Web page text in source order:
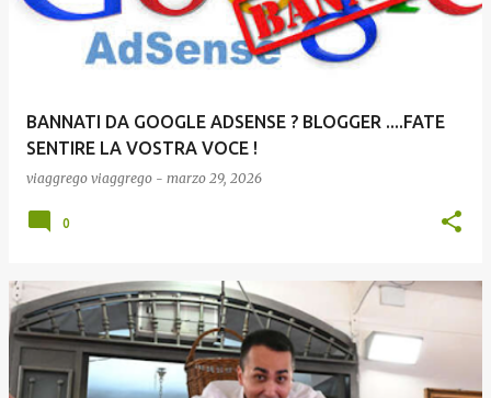
BANNATI DA GOOGLE ADSENSE ? BLOGGER ....FATE
SENTIRE LA VOSTRA VOCE !
viaggrego viaggrego - marzo 29, 2026
0